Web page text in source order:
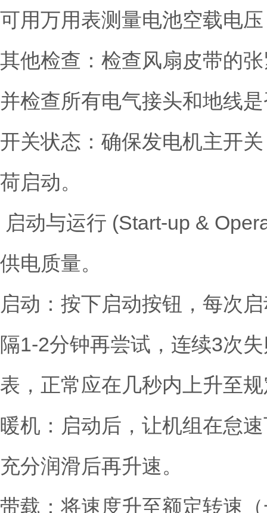
可用万用表测量电池空载电
其他检查：检查风扇皮带的
并检查所有电气接头和地线
开关状态：确保发电机主开
荷启动。
启动与运行 (Start-up &
供电质量。
启动：按下启动按钮，每次
隔1-2分钟再尝试，连续3次
表，正常应在几秒内上升至
暖机：启动后，让机组在怠
充分润滑后再升速。
带载：将速度升至额定转速